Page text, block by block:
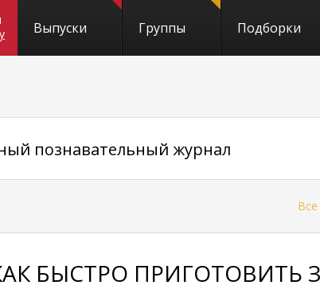
Выпуски Группы Подборки
познавательный журнал
Все
БЫСТРО ПРИГОТОВИТЬ